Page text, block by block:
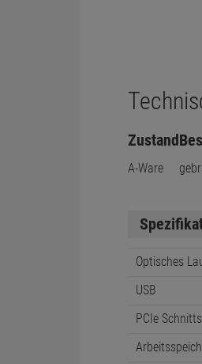
Zustand
A-Ware
Optisches
USB
PCIe